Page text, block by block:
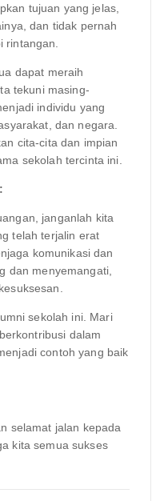
tujuan yang jelas,
dan tidak pernah
rintangan.
dapat meraih
tekuni masing-
individu yang
dan negara.
cita-cita dan impian
sekolah tercinta ini.
janganlah kita
telah terjalin erat
komunikasi dan
dan menyemangati,
sekolah ini. Mari
dalam
contoh yang baik
selamat jalan kepada
kita semua sukses